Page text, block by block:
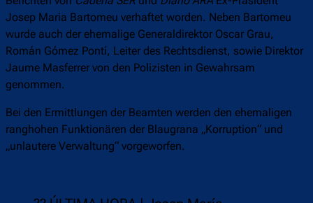
Josep Maria Bartomeu verhaftet worden. Neben Bartomeu
wurde auch der ehemalige Generaldirektor Oscar Grau,
Román Gómez Pontí, Leiter des Rechtsdienst, sowie Direktor
Jaume Masferrer von den Polizisten in Gewahrsam
genommen.
Bei den Ermittlungen der Beamten werden den ehemaligen
ranghohen Funktionären der Blaugrana „Korruption“ und
„unlautere Verwaltung“ vorgeworfen.